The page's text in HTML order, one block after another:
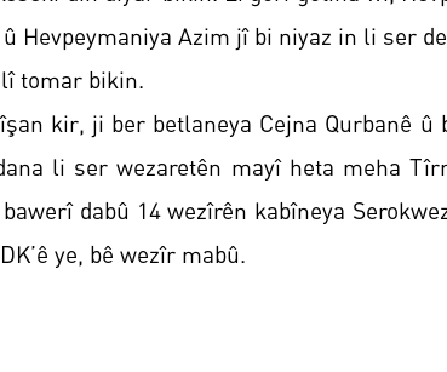
Hevpeymaniya Azim jî bi niyaz in li ser
tomar bikin.
kir, ji ber betlaneya Cejna Qurbanê û
li ser wezaretên mayî heta meha
dabû 14 wezîrên kabîneya
ye, bê wezîr mabû.